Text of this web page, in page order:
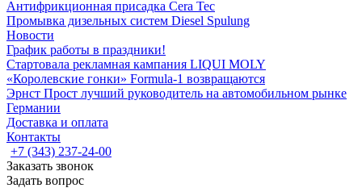
Антифрикционная присадка Cera Tec
Промывка дизельных систем Diesel Spulung
Новости
График работы в праздники!
Стартовала рекламная кампания LIQUI MOLY
«Королевские гонки» Formula-1 возвращаются
Эрнст Прост лучший руководитель на автомобильном рынке
Германии
Доставка и оплата
Контакты
+7 (343) 237-24-00
Заказать звонок
Задать вопрос